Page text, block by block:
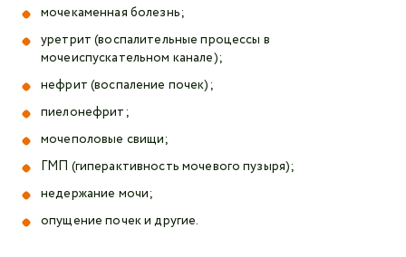
мочекаменная болезнь;
уретрит (воспалительные процессы в
мочеиспускательном канале);
нефрит (воспаление почек);
пиелонефрит;
мочеполовые свищи;
ГМП (гиперактивность мочевого пузыря);
недержание мочи;
опущение почек и другие.